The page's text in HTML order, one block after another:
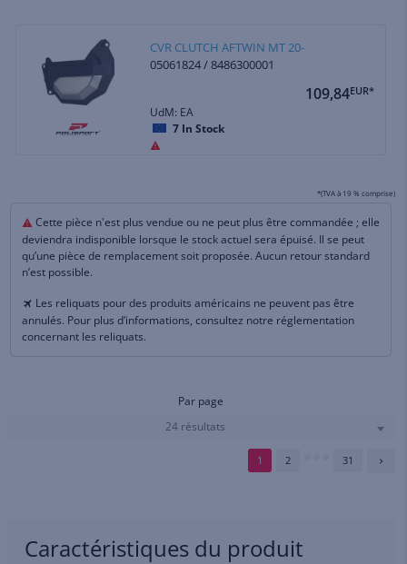
CVR CLUTCH AFTWIN MT 20-
05061824 / 8486300001
109,84EUR*
UdM: EA
7 In Stock
*(TVA à 19 % comprise)
Cette pièce n'est plus vendue ou ne peut plus être commandée ; elle
deviendra indisponible lorsque le stock actuel sera épuisé. Il se peut
qu’une pièce de remplacement soit proposée. Aucun retour standard
n’est possible.
Les reliquats pour des produits américains ne peuvent pas être
annulés. Pour plus d’informations, consultez notre réglementation
concernant les reliquats.
Par page
24 résultats
1 2 31
Caractéristiques du produit